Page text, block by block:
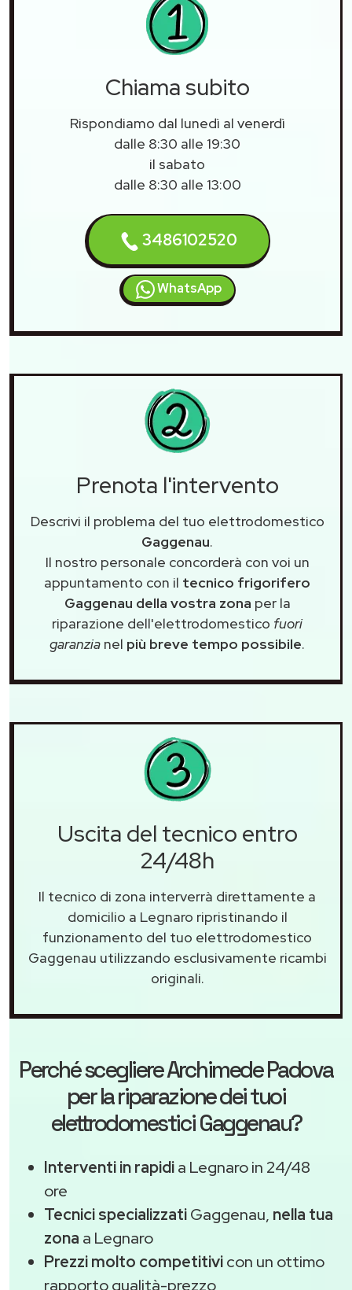
Chiama subito
Rispondiamo dal lunedì al venerdì
dalle 8:30 alle 19:30
il sabato
dalle 8:30 alle 13:00
3486102520
WhatsApp
Prenota l'intervento
Descrivi il problema del tuo elettrodomestico
Gaggenau.
Il nostro personale concorderà con voi un
appuntamento con il tecnico frigorifero
Gaggenau della vostra zona per la
riparazione dell'elettrodomestico fuori
garanzia nel più breve tempo possibile.
Uscita del tecnico entro
24/48h
Il tecnico di zona interverrà direttamente a
domicilio a Legnaro ripristinando il
funzionamento del tuo elettrodomestico
Gaggenau utilizzando esclusivamente ricambi
originali.
Perché scegliereArchimede Padova
per la riparazione dei tuoi
elettrodomestici Gaggenau?
Interventi in rapidia Legnaro in 24/48
ore
Tecnici specializzatiGaggenau, nella tua
zona a Legnaro
Prezzi molto competitivicon un ottimo
rapporto qualità-prezzo